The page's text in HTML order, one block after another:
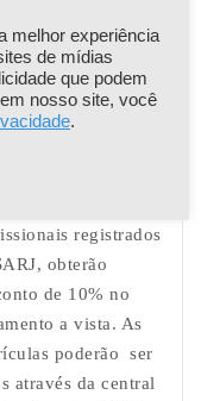
nas
Barra da
Centro e Gávea.
registrados
obterão
de 10% no
a vista. As
poderão ser
através da central
melhor experiência
de mídias
que podem
nosso site, você
.